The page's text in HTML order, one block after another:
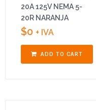
20A 125V NEMA 5-
20R NARANJA
$0 + IVA
ADD TO CART